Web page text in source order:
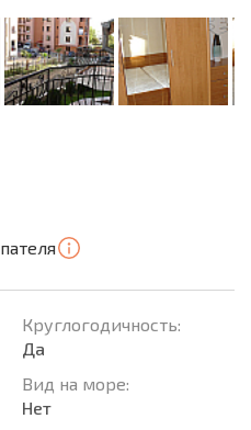
Круглогодичность:
Да
Вид на море:
Нет